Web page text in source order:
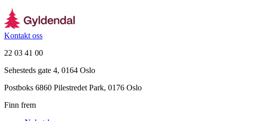
Kontakt oss
22 03 41 00
Sehesteds gate 4, 0164 Oslo
Postboks 6860 Pilestredet Park, 0176 Oslo
Finn frem